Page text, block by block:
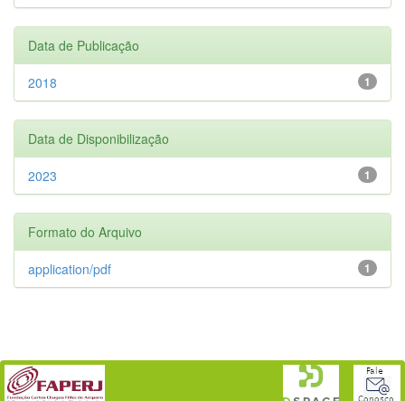
Data de Publicação
1
2018
Data de Disponibilização
1
2023
Formato do Arquivo
1
application/pdf